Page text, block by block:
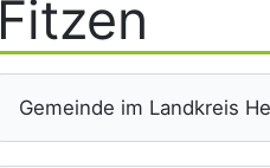
Fitzen
Gemeinde im Landkreis